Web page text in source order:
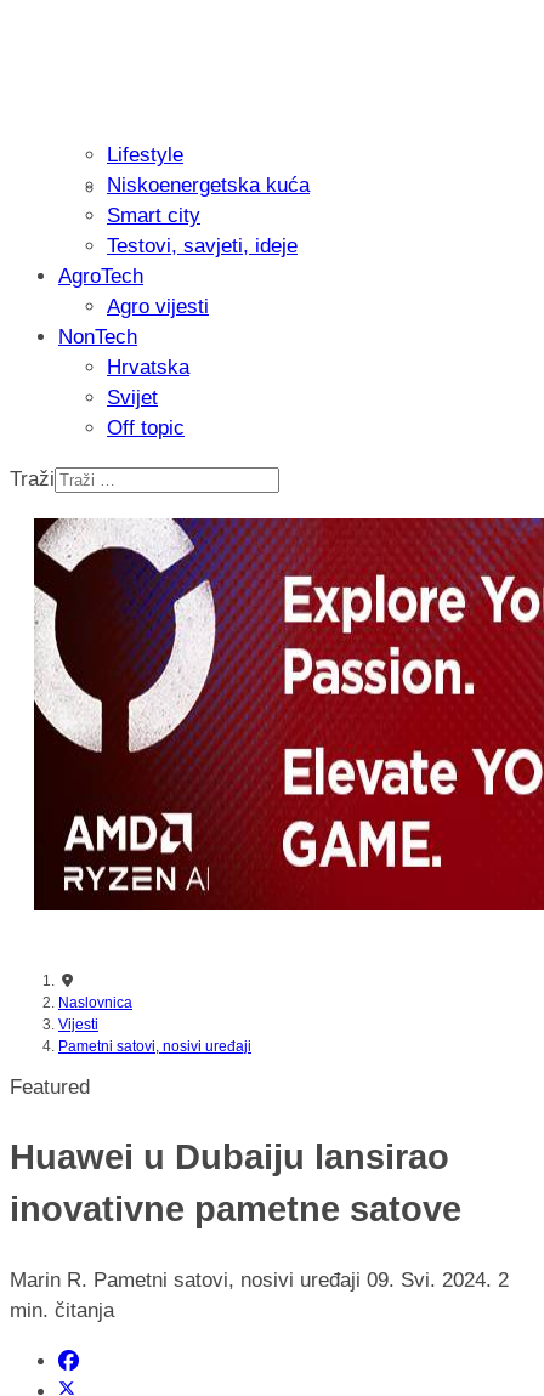
Recenzija: Philips All-in-One Trimmer
muškarcu
Isprobali smo: Thermostar
Lifestyle
Niskoenergetska kuća
Smart city
Testovi, savjeti, ideje
AgroTech
Agro vijesti
NonTech
Hrvatska
Svijet
Off topic
Traži
Naslovnica
Vijesti
Pametni satovi, nosivi uređaji
Featured
Huawei u Dubaiju lansirao
inovativne pametne satove
Marin R. Pametni satovi, nosivi uređaji 09. Svi. 2024. 2
min. čitanja